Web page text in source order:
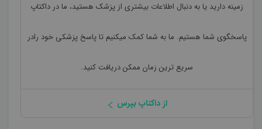
زمینه دارید یا به دنبال اطلاعات بیشتری از پزشک هستید، ما در داکتاپ
پاسخگوی شما هستیم. ما به شما کمک میکنیم تا پاسخ پزشکی خود رادر
سریع ترین زمان ممکن دریافت کنید.
از داکتاپ بپرس